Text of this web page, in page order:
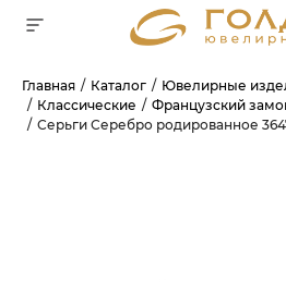
Главная Каталог Ювелирные
Классические
Французский
Серьги Серебро родированное
Для клиентов всех банков